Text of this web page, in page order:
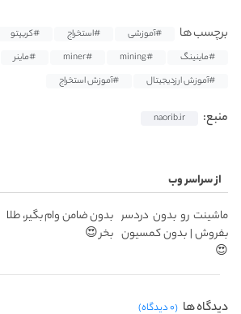
برچسب ها #آموزشی #استخراج #کریپتو
#ماینینگ
#mining
#miner #ماینر
#آموزش ارزدیجیتال
#آموزش استخراج
منبع: naorib.ir
از سراسر وب
ماشینت رو بدون دردسر
بفروش | بدون کمسیون
😍
بدون ضامن وام بگیر، طلا
بخر 😍
دیدگاه ها (۰ دیدگاه)